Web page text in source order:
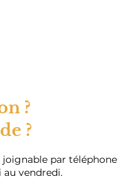
?
?
joignable par téléphone
au vendredi.